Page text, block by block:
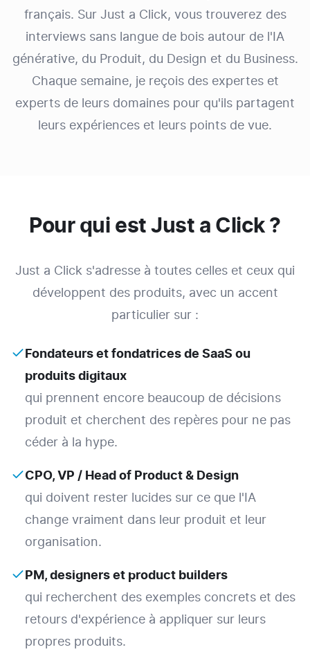
français. Sur Just a Click, vous trouverez des
interviews sans langue de bois autour de l'IA
générative, du Produit, du Design et du Business.
Chaque semaine, je reçois des expertes et
experts de leurs domaines pour qu'ils partagent
leurs expériences et leurs points de vue.
Pour qui est Just a Click ?
Just a Click s'adresse à toutes celles et ceux qui
développent des produits, avec un accent
particulier sur :
Fondateurs et fondatrices de SaaS ou
produits digitaux
qui prennent encore beaucoup de décisions
produit et cherchent des repères pour ne pas
céder à la hype.
CPO, VP / Head of Product & Design
qui doivent rester lucides sur ce que l'IA
change vraiment dans leur produit et leur
organisation.
PM, designers et product builders
qui recherchent des exemples concrets et des
retours d'expérience à appliquer sur leurs
propres produits.